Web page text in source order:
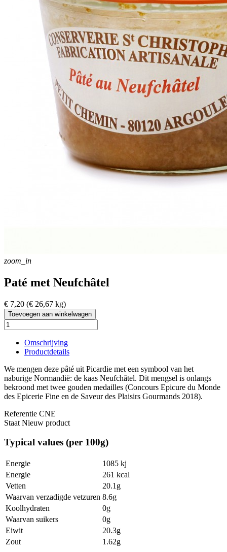
zoom_in
Paté met Neufchâtel
€ 7,20 (€ 26,67 kg)
Toevoegen aan winkelwagen
Omschrijving
Productdetails
We mengen deze pâté uit Picardie met een symbool van het
naburige Normandië: de kaas Neufchâtel. Dit mengsel is onlangs
bekroond met twee gouden medailles (Concours Epicure du Monde
des Epicerie Fine en de Saveur des Plaisirs Gourmands 2018).
Referentie CNE
Staat Nieuw product
Typical values (per 100g)
Energie
1085 kj
Energie
261 kcal
Vetten
20.1g
Waarvan verzadigde vetzuren 8.6g
Koolhydraten
0g
Waarvan suikers
0g
Eiwit
20.3g
Zout
1.62g